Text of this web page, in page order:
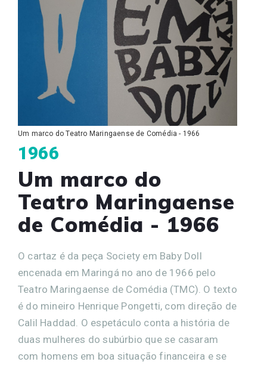
Um marco do Teatro Maringaense de Comédia - 1966
1966
Um marco do
Teatro Maringaense
de Comédia - 1966
O cartaz é da peça Society em Baby Doll
encenada em Maringá no ano de 1966 pelo
Teatro Maringaense de Comédia (TMC). O texto
é do mineiro Henrique Pongetti, com direção de
Calil Haddad. O espetáculo conta a história de
duas mulheres do subúrbio que se casaram
com homens em boa situação financeira e se